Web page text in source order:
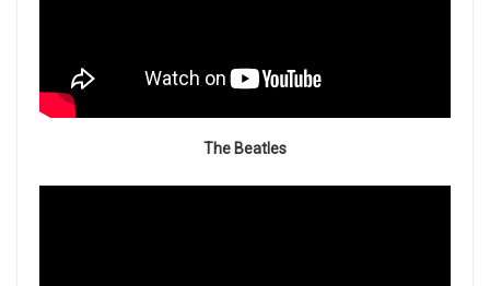
The Beatles